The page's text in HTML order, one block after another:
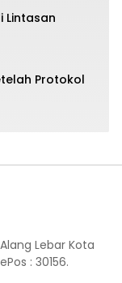
Lintasan
Protokol
Lebar Kota
: 30156.